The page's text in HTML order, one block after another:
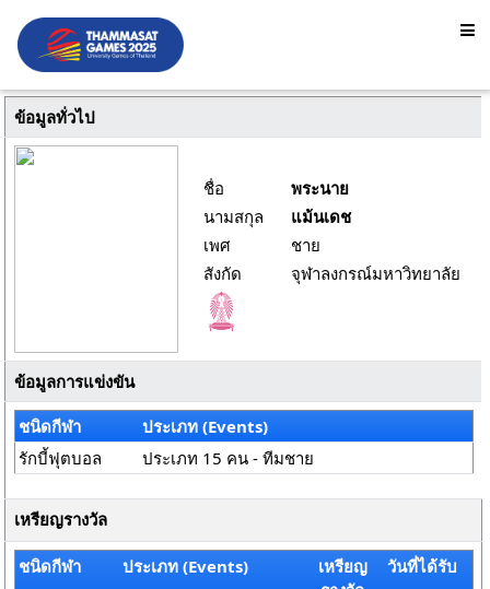
ข้อมูลทั่วไป
ชื่อ
พระนาย
นามสกุล
แม้นเดช
เพศ
ชาย
สังกัด
จุฬาลงกรณ์มหาวิทยาลัย
ข้อมูลการแข่งขัน
ชนิดกีฬา
ประเภท (Events)
รักบี้ฟุตบอล
ประเภท 15 คน - ทีมชาย
เหรียญรางวัล
ชนิดกีฬา ประเภท (Events)
เหรียญ
วันที่ได้รับ